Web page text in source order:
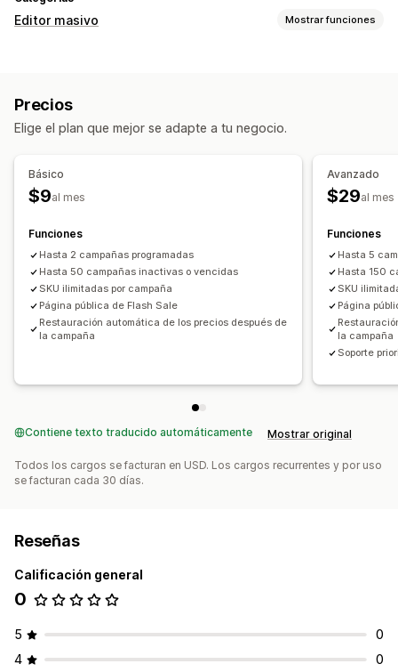
Editor masivo Mostrar funciones
Precios
Elige el plan que mejor se adapte a tu negocio.
Básico
$9al mes
Funciones
Hasta 2 campañas programadas
Hasta 50 campañas inactivas o vencidas
SKU ilimitadas por campaña
Página pública de Flash Sale
Restauración automática de los precios después de
la campaña
Avanzado
$29al mes
Funciones
Hasta 5
Hasta 150
SKU
Página
la campaña
Soporte
Contiene texto traducido automáticamente Mostrar original
Todos los cargos se facturan en USD. Los cargos recurrentes y por uso
se facturan cada 30 días.
Reseñas
Calificación general
0
5
0
4
0